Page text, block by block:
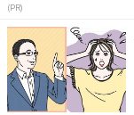
(PR)